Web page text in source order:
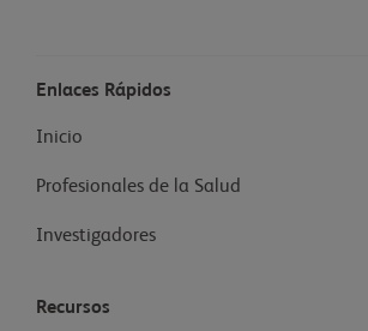
Enlaces Rápidos
Inicio
Profesionales de la Salud
Investigadores
Recursos